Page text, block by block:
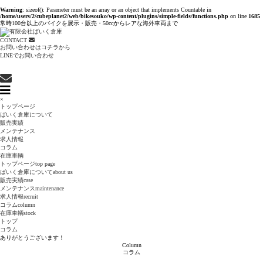
Warning: sizeof(): Parameter must be an array or an object that implements Countable in
/home/users/2/cubeplanet2/web/bikesouko/wp-content/plugins/simple-fields/functions.php on line 1685
常時100台以上のバイクを展示・販売・50ccからレアな海外車両まで
CONTACT
お問い合わせはコチラから
LINEでお問い合わせ
×
トップページ
ばいく倉庫について
販売実績
メンテナンス
求人情報
コラム
在庫車輌
トップページtop page
ばいく倉庫についてabout us
販売実績case
メンテナンスmaintenance
求人情報recruit
コラムcolumn
在庫車輌stock
トップ
コラム
ありがとうございます！
Column
コラム